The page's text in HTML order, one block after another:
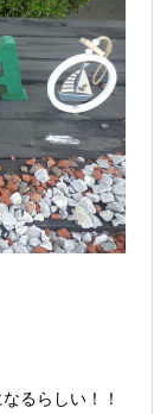
るらしい！！